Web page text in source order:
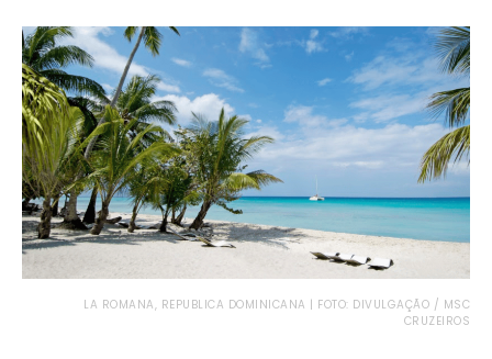
LA ROMANA, REPUBLICA DOMINICANA | FOTO: DIVULGAÇÃO / MSC
CRUZEIROS